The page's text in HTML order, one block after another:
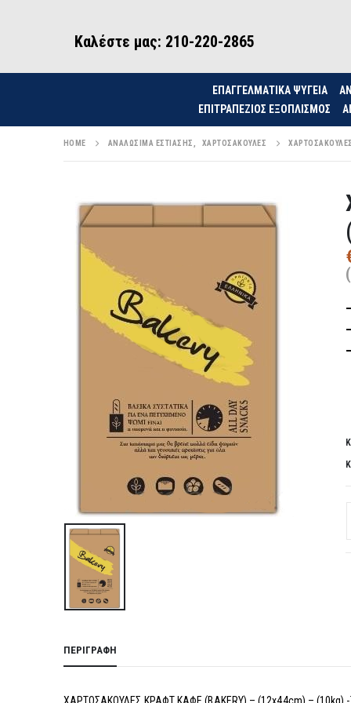
Καλέστε μας: 210-220-2865
ΕΠΑΓΓΕΛΜΑΤΙΚΑ ΨΥΓΕΙΑ
ΕΠΙΤΡΑΠΈΖΙΟΣ ΕΞΟΠΛΙΣΜΌΣ
HOME ΑΝΑΛΏΣΙΜΑ ΕΣΤΊΑΣΗΣ ΧΑΡΤΟΣΑΚΟΎΛΕΣ ΧΑΡΤΟΣΑΚΟΥΛΕΣ
–
ΠΕΡΙΓΡΑΦΉ
ΧΑΡΤΟΣΑΚΟΥΛΕΣ ΚΡΑΦΤ ΚΑΦΕ (BAKERY) – (12x44cm) – (10kg) -